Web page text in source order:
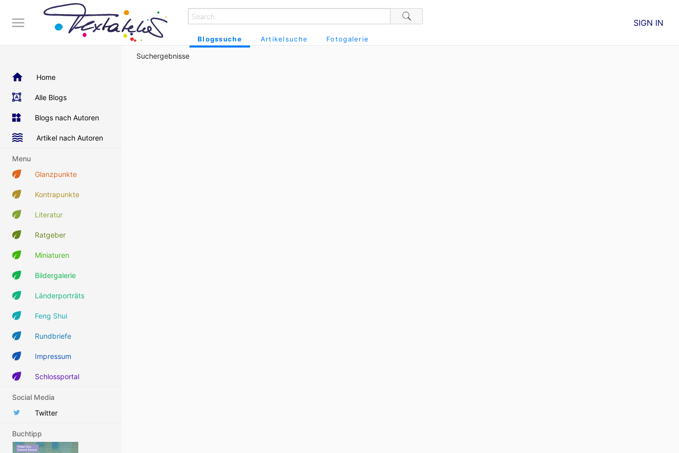
Blogssuche Artikelsuche Fotogalerie
SIGN IN
Home
Alle Blogs
Blogs nach Autoren
Artikel nach Autoren
Menu
Glanzpunkte
Kontrapunkte
Literatur
Ratgeber
Miniaturen
Bildergalerie
Länderporträts
Feng Shui
Rundbriefe
Impressum
Schlossportal
Social Media
Twitter
Buchtipp
Suchergebnisse